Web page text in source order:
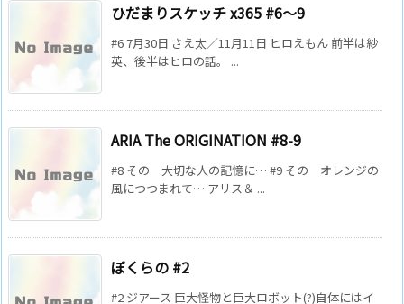
ひだまりスケッチ x365 #6～9
#6 7月30日 さえ太／11月11日 ヒロえもん 前半は紗
英、後半はヒロの話。 ...
ARIA The ORIGINATION #8-9
#8 その 大切な人の記憶に… #9 その オレンジの
風につつまれて… アリス＆ ...
ぼくらの #2
#2 ジアース 巨大怪物と巨大ロボット(?)自体にはイ